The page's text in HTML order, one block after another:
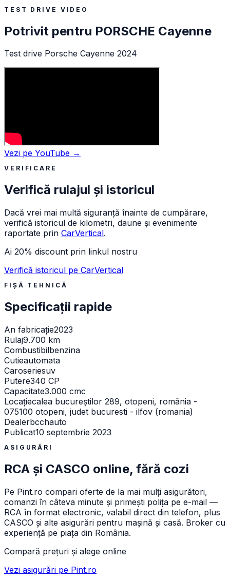
TEST DRIVE VIDEO
Potrivit pentru PORSCHE Cayenne
Test drive Porsche Cayenne 2024
Vezi pe YouTube →
VERIFICARE
Verifică rulajul și istoricul
Dacă vrei mai multă siguranță înainte de cumpărare,
verifică istoricul de kilometri, daune și evenimente
raportate prin CarVertical.
Ai 20% discount prin linkul nostru
Verifică istoricul pe CarVertical
FIȘĂ TEHNICĂ
Specificații rapide
An fabricație2023
Rulaj9.700 km
Combustibilbenzina
Cutieautomata
Caroseriesuv
Putere340 CP
Capacitate3.000 cmc
Locațiecalea bucureștilor 289, otopeni, românia -
075100 otopeni, judet bucuresti - ilfov (romania)
Dealerbcchauto
Publicat10 septembrie 2023
ASIGURĂRI
RCA și CASCO online, fără cozi
Pe Pint.ro compari oferte de la mai mulți asigurători,
comanzi în câteva minute și primești polița pe e-mail —
RCA în format electronic, valabil direct din telefon, plus
CASCO și alte asigurări pentru mașină și casă. Broker cu
experiență pe piața din România.
Compară prețuri și alege online
Vezi asigurări pe Pint.ro